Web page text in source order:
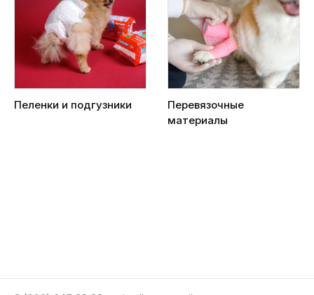
Пеленки и подгузники
Перевязочные
материалы